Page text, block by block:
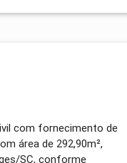
com fornecimento de
área de 292,90m²,
SC, conforme